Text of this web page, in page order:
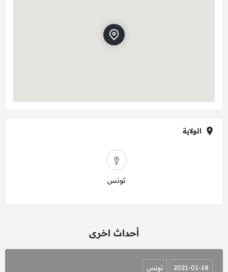
الولاية
تونس
أحداث اخرى
2021-01-18 تونس